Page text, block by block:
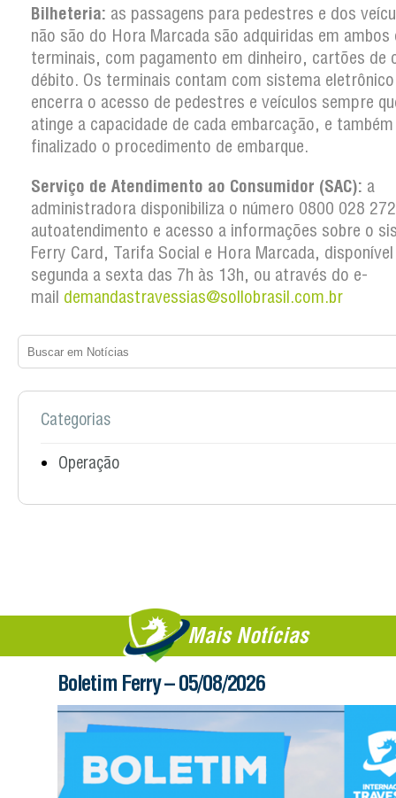
Bilheteria: as passagens para pedestres e dos
não são do Hora Marcada são adquiridas em ambos
terminais, com pagamento em dinheiro, cartões de
débito. Os terminais contam com sistema
encerra o acesso de pedestres e veículos sempre
atinge a capacidade de cada embarcação, e
finalizado o procedimento de embarque.
Serviço de Atendimento ao Consumidor (SAC): a
administradora disponibiliza o número 0800 028
autoatendimento e acesso a informações sobre o
Ferry Card, Tarifa Social e Hora Marcada,
segunda a sexta das 7h às 13h, ou através do e-
mail demandastravessias@sollobrasil.com.br
Categorias
Operação
Mais Notícias
Boletim Ferry – 05/08/2026